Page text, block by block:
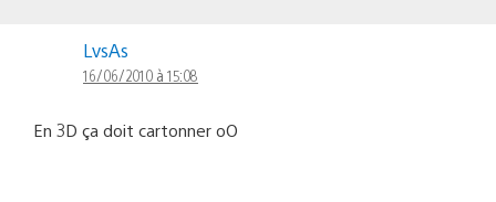
LvsAs
16/06/2010 à 15:08
En 3D ça doit cartonner oO